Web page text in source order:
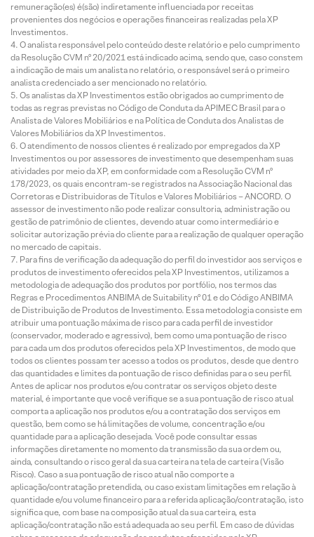
remuneração(es) é(são) indiretamente influenciada por receitas
provenientes dos negócios e operações financeiras realizadas pela XP
Investimentos.
O analista responsável pelo conteúdo deste relatório e pelo cumprimento
da Resolução CVM nº 20/2021 está indicado acima, sendo que, caso constem
a indicação de mais um analista no relatório, o responsável será o primeiro
analista credenciado a ser mencionado no relatório.
Os analistas da XP Investimentos estão obrigados ao cumprimento de
todas as regras previstas no Código de Conduta da APIMEC Brasil para o
Analista de Valores Mobiliários e na Política de Conduta dos Analistas de
Valores Mobiliários da XP Investimentos.
O atendimento de nossos clientes é realizado por empregados da XP
Investimentos ou por assessores de investimento que desempenham suas
atividades por meio da XP, em conformidade com a Resolução CVM nº
178/2023, os quais encontram-se registrados na Associação Nacional das
Corretoras e Distribuidoras de Títulos e Valores Mobiliários – ANCORD. O
assessor de investimento não pode realizar consultoria, administração ou
gestão de patrimônio de clientes, devendo atuar como intermediário e
solicitar autorização prévia do cliente para a realização de qualquer operação
no mercado de capitais.
Para fins de verificação da adequação do perfil do investidor aos serviços e
produtos de investimento oferecidos pela XP Investimentos, utilizamos a
metodologia de adequação dos produtos por portfólio, nos termos das
Regras e Procedimentos ANBIMA de Suitability nº 01 e do Código ANBIMA
de Distribuição de Produtos de Investimento. Essa metodologia consiste em
atribuir uma pontuação máxima de risco para cada perfil de investidor
(conservador, moderado e agressivo), bem como uma pontuação de risco
para cada um dos produtos oferecidos pela XP Investimentos, de modo que
todos os clientes possam ter acesso a todos os produtos, desde que dentro
das quantidades e limites da pontuação de risco definidas para o seu perfil.
Antes de aplicar nos produtos e/ou contratar os serviços objeto deste
material, é importante que você verifique se a sua pontuação de risco atual
comporta a aplicação nos produtos e/ou a contratação dos serviços em
questão, bem como se há limitações de volume, concentração e/ou
quantidade para a aplicação desejada. Você pode consultar essas
informações diretamente no momento da transmissão da sua ordem ou,
ainda, consultando o risco geral da sua carteira na tela de carteira (Visão
Risco). Caso a sua pontuação de risco atual não comporte a
aplicação/contratação pretendida, ou caso existam limitações em relação à
quantidade e/ou volume financeiro para a referida aplicação/contratação, isto
significa que, com base na composição atual da sua carteira, esta
aplicação/contratação não está adequada ao seu perfil. Em caso de dúvidas